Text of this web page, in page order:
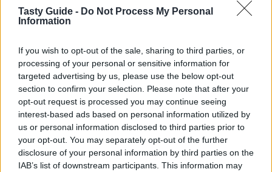
Tasty Guide - Do Not Process My Personal
Information
If you wish to opt-out of the sale, sharing to third parties, or
processing of your personal or sensitive information for
targeted advertising by us, please use the below opt-out
section to confirm your selection. Please note that after your
opt-out request is processed you may continue seeing
interest-based ads based on personal information utilized by
us or personal information disclosed to third parties prior to
your opt-out. You may separately opt-out of the further
disclosure of your personal information by third parties on the
IAB’s list of downstream participants. This information may